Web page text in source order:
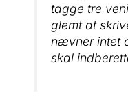
tagge tre
glemt at
nævner intet
skal